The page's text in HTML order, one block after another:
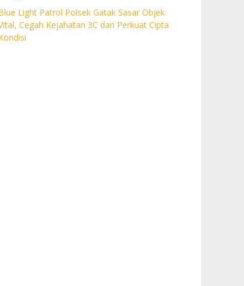
Light Patrol Polsek Gatak Sasar Objek
Cegah Kejahatan 3C dan Perkuat Cipta